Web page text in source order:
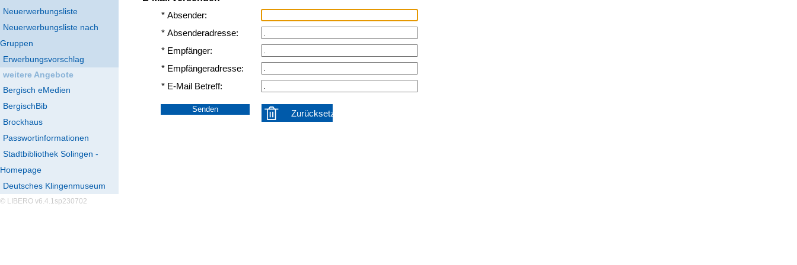
Neuerwerbungsliste
Neuerwerbungsliste nach
Gruppen
Erwerbungsvorschlag
weitere Angebote
Bergisch eMedien
BergischBib
Brockhaus
Passwortinformationen
Stadtbibliothek Solingen -
Homepage
Deutsches Klingenmuseum
© LIBERO v6.4.1sp230702
* Absender:
* Absenderadresse:
* Empfänger:
* Empfängeradresse:
* E-Mail Betreff: